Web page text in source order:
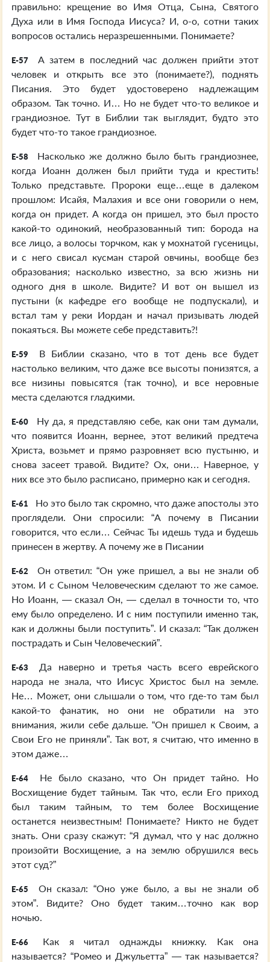
правильно: крещение во Имя Отца, Сына, Святого
Духа или в Имя Господа Иисуса? И, о-о, сотни таких
вопросов остались неразрешенными. Понимаете?
E-57
А затем в последний час должен прийти этот
человек и открыть все это (понимаете?), поднять
Писания. Это будет удостоверено надлежащим
образом. Так точно. И… Но не будет что-то великое и
грандиозное. Тут в Библии так выглядит, будто это
будет что-то такое грандиозное.
E-58
Насколько же должно было быть грандиознее,
когда Иоанн должен был прийти туда и крестить!
Только представьте. Пророки еще…еще в далеком
прошлом: Исайя, Малахия и все они говорили о нем,
когда он придет. А когда он пришел, это был просто
какой-то одинокий, необразованный тип: борода на
все лицо, а волосы торчком, как у мохнатой гусеницы,
и с него свисал кусман старой овчины, вообще без
образования; насколько известно, за всю жизнь ни
одного дня в школе. Видите? И вот он вышел из
пустыни (к кафедре его вообще не подпускали), и
встал там у реки Иордан и начал призывать людей
покаяться. Вы можете себе представить?!
E-59
В Библии сказано, что в тот день все будет
настолько великим, что даже все высоты понизятся, а
все низины повысятся (так точно), и все неровные
места сделаются гладкими.
E-60
Ну да, я представляю себе, как они там думали,
что появится Иоанн, вернее, этот великий предтеча
Христа, возьмет и прямо разровняет всю пустыню, и
снова засеет травой. Видите? Ох, они… Наверное, у
них все это было расписано, примерно как и сегодня.
E-61
Но это было так скромно, что даже апостолы это
проглядели. Они спросили: “А почему в Писании
говорится, что если… Сейчас Ты идешь туда и будешь
принесен в жертву. А почему же в Писании
E-62
Он ответил: “Он уже пришел, а вы не знали об
этом. И с Сыном Человеческим сделают то же самое.
Но Иоанн, — сказал Он, — сделал в точности то, что
ему было определено. И с ним поступили именно так,
как и должны были поступить”. И сказал: “Так должен
пострадать и Сын Человеческий”.
E-63
Да наверно и третья часть всего еврейского
народа не знала, что Иисус Христос был на земле.
Не… Может, они слышали о том, что где-то там был
какой-то фанатик, но они не обратили на это
внимания, жили себе дальше. “Он пришел к Своим, а
Свои Его не приняли”. Так вот, я считаю, что именно в
этом даже…
E-64
Не было сказано, что Он придет тайно. Но
Восхищение будет тайным. Так что, если Его приход
был таким тайным, то тем более Восхищение
останется неизвестным! Понимаете? Никто не будет
знать. Они сразу скажут: “Я думал, что у нас должно
произойти Восхищение, а на землю обрушился весь
этот суд?”
E-65
Он сказал: “Оно уже было, а вы не знали об
этом”. Видите? Оно будет таким…точно как вор
ночью.
E-66
Как я читал однажды книжку. Как она
называется? “Ромео и Джульетта” — так называется?